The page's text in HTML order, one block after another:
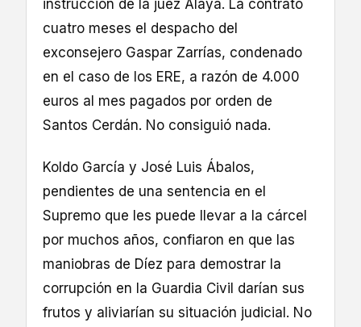
instrucción de la juez Alaya. La contrató
cuatro meses el despacho del
exconsejero Gaspar Zarrías, condenado
en el caso de los ERE, a razón de 4.000
euros al mes pagados por orden de
Santos Cerdán. No consiguió nada.
Koldo García y José Luis Ábalos,
pendientes de una sentencia en el
Supremo que les puede llevar a la cárcel
por muchos años, confiaron en que las
maniobras de Díez para demostrar la
corrupción en la Guardia Civil darían sus
frutos y aliviarían su situación judicial. No